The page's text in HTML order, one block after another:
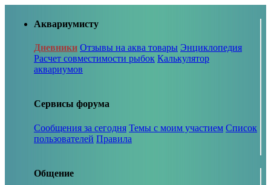
Аквариумисту
Дневники Отзывы на аква товары Энциклопедия
Расчет совместимости рыбок Калькулятор
аквариумов
Сервисы форума
Сообщения за сегодня Темы с моим участием Список
пользователей Правила
Общение